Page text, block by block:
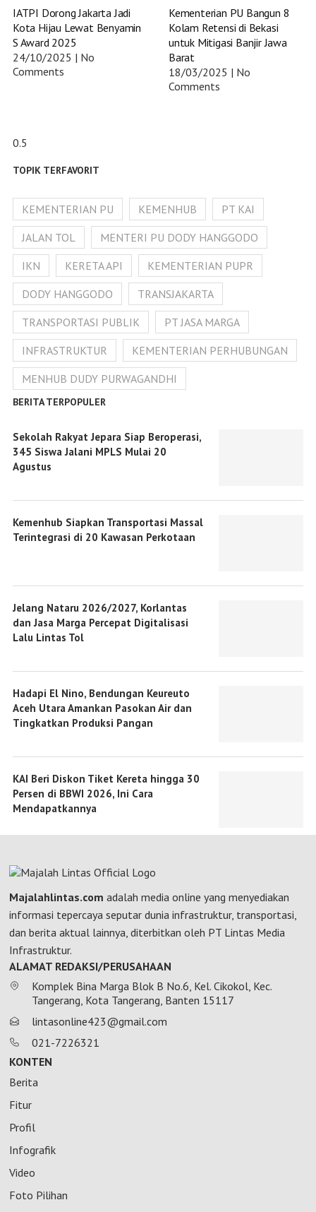
IATPI Dorong Jakarta Jadi
Kota Hijau Lewat Benyamin
S Award 2025
24/10/2025
No
Comments
Kementerian PU Bangun 8
Kolam Retensi di Bekasi
untuk Mitigasi Banjir Jawa
Barat
18/03/2025
No
Comments
TOPIK TERFAVORIT
KEMENTERIAN PU KEMENHUB
PT KAI
JALAN TOL
MENTERI PU DODY HANGGODO
IKN
KERETA API
KEMENTERIAN PUPR
DODY HANGGODO
TRANSJAKARTA
TRANSPORTASI PUBLIK
PT JASA MARGA
INFRASTRUKTUR
KEMENTERIAN PERHUBUNGAN
MENHUB DUDY PURWAGANDHI
BERITA TERPOPULER
Sekolah Rakyat Jepara Siap Beroperasi,
345 Siswa Jalani MPLS Mulai 20
Agustus
Kemenhub Siapkan Transportasi Massal
Terintegrasi di 20 Kawasan Perkotaan
Jelang Nataru 2026/2027, Korlantas
dan Jasa Marga Percepat Digitalisasi
Lalu Lintas Tol
Hadapi El Nino, Bendungan Keureuto
Aceh Utara Amankan Pasokan Air dan
Tingkatkan Produksi Pangan
KAI Beri Diskon Tiket Kereta hingga 30
Persen di BBWI 2026, Ini Cara
Mendapatkannya
Majalahlintas.com adalah media online yang menyediakan
informasi tepercaya seputar dunia infrastruktur, transportasi,
dan berita aktual lainnya, diterbitkan oleh PT Lintas Media
Infrastruktur.
ALAMAT REDAKSI/PERUSAHAAN
Komplek Bina Marga Blok B No.6, Kel. Cikokol, Kec.
Tangerang, Kota Tangerang, Banten 15117
lintasonline423@gmail.com
021-7226321
KONTEN
Berita
Fitur
Profil
Infografik
Video
Foto Pilihan